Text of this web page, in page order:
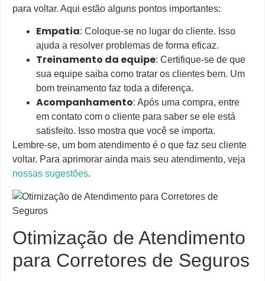
para voltar. Aqui estão alguns pontos importantes:
Empatia: Coloque-se no lugar do cliente. Isso
ajuda a resolver problemas de forma eficaz.
Treinamento da equipe: Certifique-se de que
sua equipe saiba como tratar os clientes bem. Um
bom treinamento faz toda a diferença.
Acompanhamento: Após uma compra, entre
em contato com o cliente para saber se ele está
satisfeito. Isso mostra que você se importa.
Lembre-se, um bom atendimento é o que faz seu cliente
voltar. Para aprimorar ainda mais seu atendimento, veja
nossas sugestões.
Otimização de Atendimento
para Corretores de Seguros